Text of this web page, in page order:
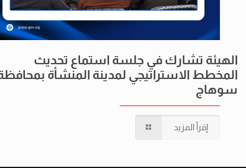
الهيئة تشارك في جلسة استماع تحديث
المخطط الاستراتيجي لمدينة المنشأة
سوهاج
إقرأ المزيد